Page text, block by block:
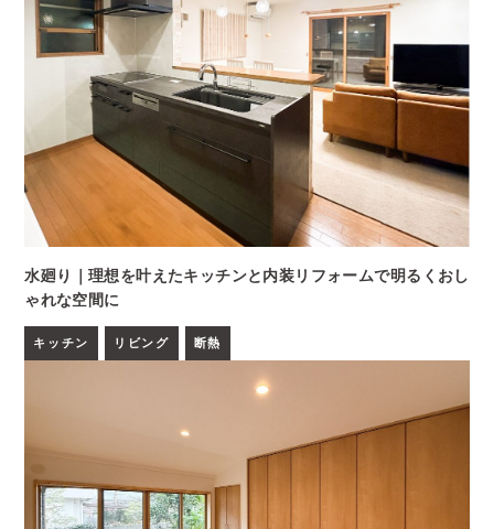
水廻り｜理想を叶えたキッチンと内装リフォームで明るくおし
ゃれな空間に
キッチン リビング 断熱